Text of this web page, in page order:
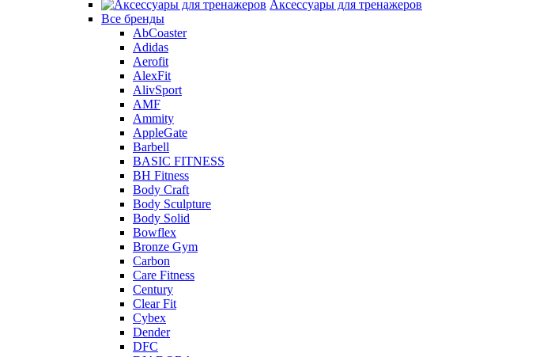
Аксессуары для тренажеров
Все бренды
AbCoaster
Adidas
Aerofit
AlexFit
AlivSport
AMF
Ammity
AppleGate
Barbell
BASIC FITNESS
BH Fitness
Body Craft
Body Sculpture
Body Solid
Bowflex
Bronze Gym
Carbon
Care Fitness
Century
Clear Fit
Cybex
Dender
DFC